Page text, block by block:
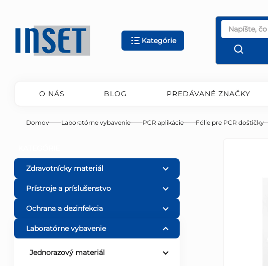
obsah
Kategórie
O NÁS BLOG PREDÁVANÉ ZNAČKY
Domov Laboratórne vybavenie PCR aplikácie Fólie pre PCR doštičky
o
č
n
Zdravotnícky materiál
Prístroje a príslušenstvo
Ochrana a dezinfekcia
Laboratórne vybavenie
Jednorazový materiál